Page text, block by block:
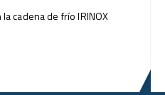
cadena de frío IRINOX